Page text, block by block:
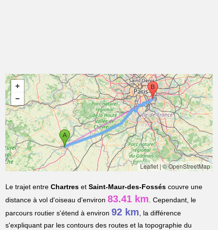
Leaflet|© OpenStreetMap
Le trajet entreChartres etSaint-Maur-des-Fossés couvre une
distance à vol d'oiseau d'environ83.41 km. Cependant, le
parcours routier s'étend à environ92 km, la différence
s'expliquant par les contours des routes et la topographie du